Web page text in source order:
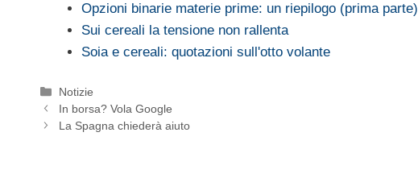
Opzioni binarie materie prime: un riepilogo (prima parte)
Sui cereali la tensione non rallenta
Soia e cereali: quotazioni sull'otto volante
Categorie
Notizie
In borsa? Vola Google
La Spagna chiederà aiuto